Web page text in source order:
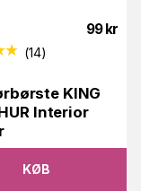
99 kr
(14)
KING
Interior
KØB